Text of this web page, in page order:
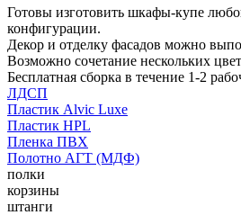
Готовы изготовить шкафы-купе
конфигурации.
Декор и отделку фасадов можно
Возможно сочетание нескольких
Бесплатная сборка в течение 1-2
ЛДСП
Пластик Alvic Luxe
Пластик HPL
Пленка ПВХ
Полотно АГТ (МДФ)
полки
корзины
штанги